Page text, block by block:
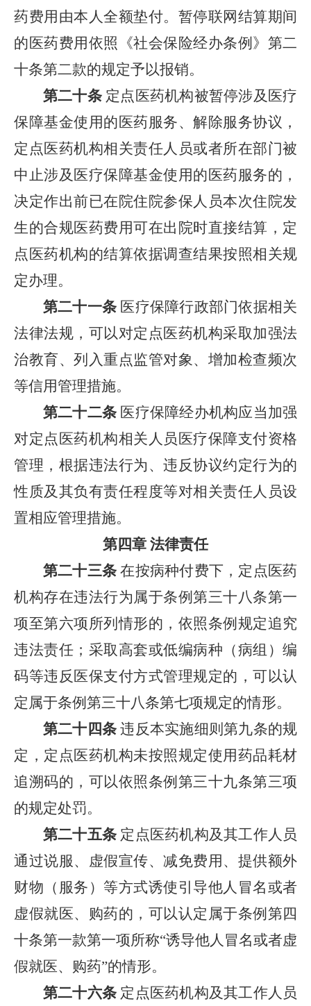
药费用由本人全额垫付。暂停联网结算期间
的医药费用依照《社会保险经办条例》第二
十条第二款的规定予以报销。
第二十条定点医药机构被暂停涉及医疗
保障基金使用的医药服务、解除服务协议，
定点医药机构相关责任人员或者所在部门被
中止涉及医疗保障基金使用的医药服务的，
决定作出前已在院住院参保人员本次住院发
生的合规医药费用可在出院时直接结算，定
点医药机构的结算依据调查结果按照相关规
定办理。
第二十一条 医疗保障行政部门依据相关
法律法规，可以对定点医药机构采取加强法
治教育、列入重点监管对象、增加检查频次
等信用管理措施。
第二十二条 医疗保障经办机构应当加强
对定点医药机构相关人员医疗保障支付资格
管理，根据违法行为、违反协议约定行为的
性质及其负有责任程度等对相关责任人员设
置相应管理措施。
第四章 法律责任
第二十三条 在按病种付费下，定点医药
机构存在违法行为属于条例第三十八条第一
项至第六项所列情形的，依照条例规定追究
违法责任；采取高套或低编病种（病组）编
码等违反医保支付方式管理规定的，可以认
定属于条例第三十八条第七项规定的情形。
第二十四条 违反本实施细则第九条的规
定，定点医药机构未按照规定使用药品耗材
追溯码的，可以依照条例第三十九条第三项
的规定处罚。
第二十五条 定点医药机构及其工作人员
通过说服、虚假宣传、减免费用、提供额外
财物（服务）等方式诱使引导他人冒名或者
虚假就医、购药的，可以认定属于条例第四
十条第一款第一项所称“诱导他人冒名或者虚
假就医、购药”的情形。
第二十六条 定点医药机构及其工作人员